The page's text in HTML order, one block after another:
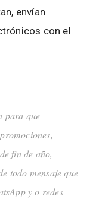
envían
con el
para que
fin de año,
todo mensaje que
y o redes